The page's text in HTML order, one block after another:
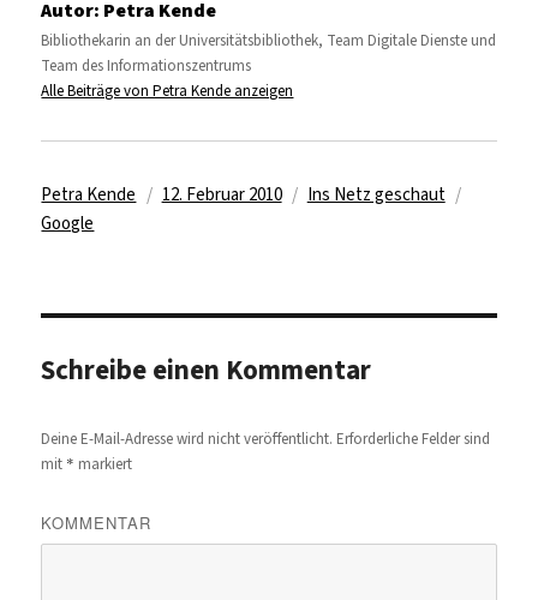
Autor: Petra Kende
Bibliothekarin an der Universitätsbibliothek, Team Digitale Dienste und
Team des Informationszentrums
Alle Beiträge von Petra Kende anzeigen
Autor
Petra Kende
Veröffentlicht
12. Februar 2010 Kategorien
Ins Netz geschaut
Google
Schreibe einen Kommentar
Deine E-Mail-Adresse wird nicht veröffentlicht. Erforderliche Felder sind
mit * markiert
KOMMENTAR